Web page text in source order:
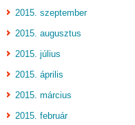
2015. szeptember
2015. augusztus
2015. július
2015. április
2015. március
2015. február